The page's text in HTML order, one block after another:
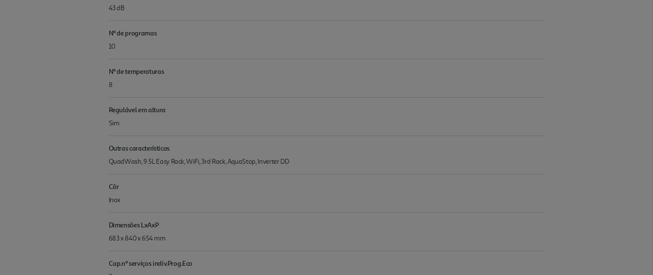
43 dB
Nº de programas
10
Nº de temperaturas
8
Regulável em altura
Sim
Outras características
QuadWash, 9.5L Easy Rack, WiFi, 3rd Rack, AquaStop, Inverter DD
Côr
Inox
Dimensões LxAxP
683 x 840 x 654 mm
Cap.nº serviços indiv.Prog.Eco